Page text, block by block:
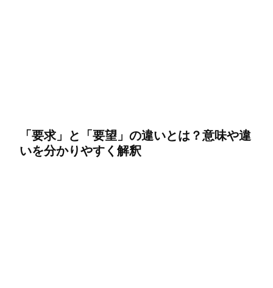
「要求」と「要望」の違いとは？意味や違
いを分かりやすく解釈